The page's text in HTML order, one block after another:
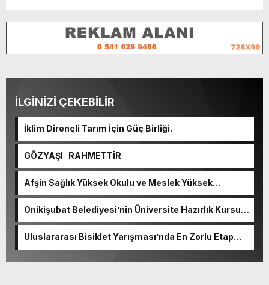
İLGİNİZİ ÇEKEBİLİR
İklim Dirençli Tarım İçin Güç Birliği.
GÖZYAŞI RAHMETTİR
Afşin Sağlık Yüksek Okulu ve Meslek Yüksek
Okulunda görev değişimi!
Onikişubat Belediyesi’nin Üniversite Hazırlık Kursu
başvurularında son gün 7 Ağustos.
Uluslararası Bisiklet Yarışması’nda En Zorlu Etap